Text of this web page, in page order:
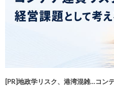
[PR]地政学リスク、港湾混雑…コン